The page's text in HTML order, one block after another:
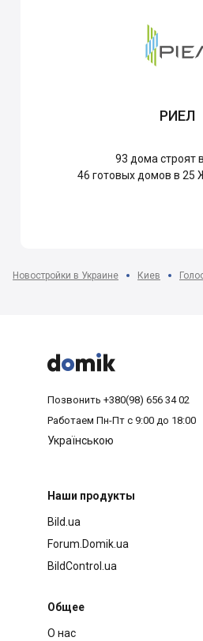
РИЕЛ
93 дома строят
46 готовых домов в 25
Новостройки в Украине Киев



Позвонить +380(98) 656 34 02
Работаем Пн-Пт с 9:00 до 18:00
Українською
Наши продукты
Bild.ua
Forum.Domik.ua
BildControl.ua
Общее
О нас